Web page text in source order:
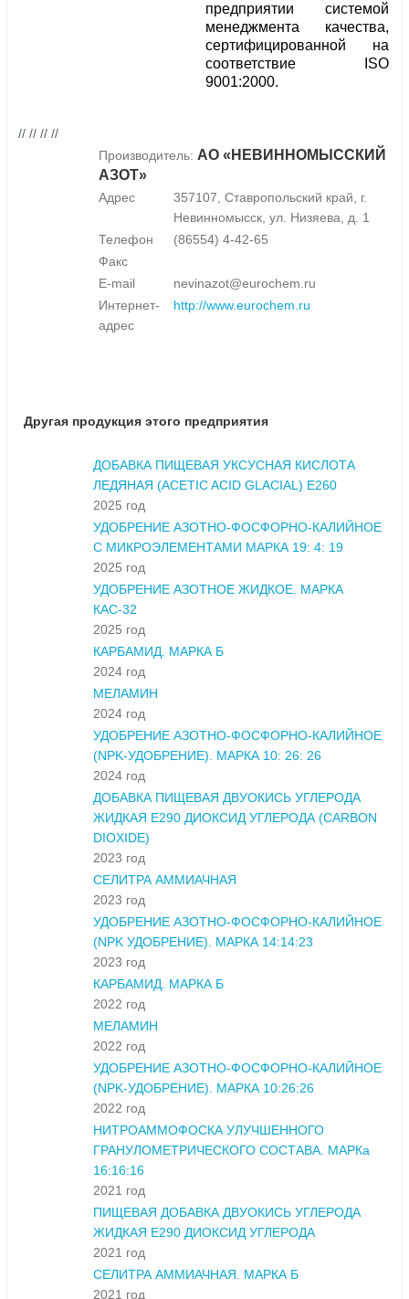
предприятии системой
менеджмента качества,
сертифицированной на
соответствие ISO
9001:2000.
// // // //
Производитель: АО «НЕВИННОМЫССКИЙ
АЗОТ»
Адрес
357107, Ставропольский край, г.
Невинномысск, ул. Низяева, д. 1
Телефон
(86554) 4-42-65
Факс
E-mail
nevinazot@eurochem.ru
Интернет-
адрес
http://www.eurochem.ru
Другая продукция этого предприятия
ДОБАВКА ПИЩЕВАЯ УКСУСНАЯ КИСЛОТА
ЛЕДЯНАЯ (ACETIC ACID GLACIAL) E260
2025 год
УДОБРЕНИЕ АЗОТНО-ФОСФОРНО-КАЛИЙНОЕ
С МИКРОЭЛЕМЕНТАМИ МАРКА 19: 4: 19
2025 год
УДОБРЕНИЕ АЗОТНОЕ ЖИДКОЕ. МАРКА
КАС-32
2025 год
КАРБАМИД. МАРКА Б
2024 год
МЕЛАМИН
2024 год
УДОБРЕНИЕ АЗОТНО-ФОСФОРНО-КАЛИЙНОЕ
(NPK-УДОБРЕНИЕ). МАРКА 10: 26: 26
2024 год
ДОБАВКА ПИЩЕВАЯ ДВУОКИСЬ УГЛЕРОДА
ЖИДКАЯ Е290 ДИОКСИД УГЛЕРОДА (CARBON
DIOXIDE)
2023 год
СЕЛИТРА АММИАЧНАЯ
2023 год
УДОБРЕНИЕ АЗОТНО-ФОСФОРНО-КАЛИЙНОЕ
(NPK УДОБРЕНИЕ). МАРКА 14:14:23
2023 год
КАРБАМИД. МАРКА Б
2022 год
МЕЛАМИН
2022 год
УДОБРЕНИЕ АЗОТНО-ФОСФОРНО-КАЛИЙНОЕ
(NPK-УДОБРЕНИЕ). МАРКА 10:26:26
2022 год
НИТРОАММОФОСКА УЛУЧШЕННОГО
ГРАНУЛОМЕТРИЧЕСКОГО СОСТАВА. МАРКа
16:16:16
2021 год
ПИЩЕВАЯ ДОБАВКА ДВУОКИСЬ УГЛЕРОДА
ЖИДКАЯ Е290 ДИОКСИД УГЛЕРОДА
2021 год
СЕЛИТРА АММИАЧНАЯ. МАРКА Б
2021 год